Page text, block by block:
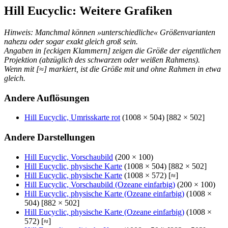
Hill Eucyclic: Weitere Grafiken
Hinweis: Manchmal können »unterschiedliche« Größenvarianten
nahezu oder sogar exakt gleich groß sein.
Angaben in [eckigen Klammern] zeigen die Größe der eigentlichen
Projektion (abzüglich des schwarzen oder weißen Rahmens).
Wenn mit [≈] markiert, ist die Größe mit und ohne Rahmen in etwa
gleich.
Andere Auflösungen
Hill Eucyclic, Umrisskarte rot (1008 × 504) [882 × 502]
Andere Darstellungen
Hill Eucyclic, Vorschaubild (200 × 100)
Hill Eucyclic, physische Karte (1008 × 504) [882 × 502]
Hill Eucyclic, physische Karte (1008 × 572) [≈]
Hill Eucyclic, Vorschaubild (Ozeane einfarbig) (200 × 100)
Hill Eucyclic, physische Karte (Ozeane einfarbig) (1008 ×
504) [882 × 502]
Hill Eucyclic, physische Karte (Ozeane einfarbig) (1008 ×
572) [≈]